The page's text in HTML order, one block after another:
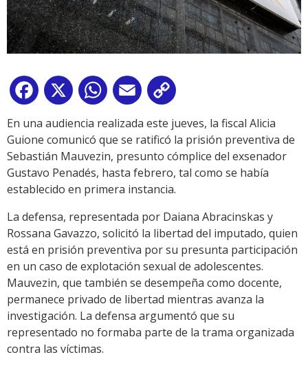
Facebook
X WhatsApp
Email
Link
En una audiencia realizada este jueves, la fiscal Alicia
Guione comunicó que se ratificó la prisión preventiva de
Sebastián Mauvezin, presunto cómplice del exsenador
Gustavo Penadés, hasta febrero, tal como se había
establecido en primera instancia.
La defensa, representada por Daiana Abracinskas y
Rossana Gavazzo, solicitó la libertad del imputado, quien
está en prisión preventiva por su presunta participación
en un caso de explotación sexual de adolescentes.
Mauvezin, que también se desempeña como docente,
permanece privado de libertad mientras avanza la
investigación. La defensa argumentó que su
representado no formaba parte de la trama organizada
contra las víctimas.